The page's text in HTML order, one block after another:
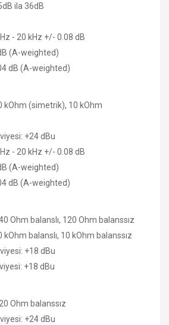
ila 36dB
- 20 kHz +/- 0.08 dB
(A-weighted)
dB (A-weighted)
kOhm (simetrik), 10 kOhm
+24 dBu
- 20 kHz +/- 0.08 dB
(A-weighted)
dB (A-weighted)
Ohm balanslı, 120 Ohm balanssız
kOhm balanslı, 10 kOhm balanssız
+18 dBu
+18 dBu
Ohm balanssız
+24 dBu